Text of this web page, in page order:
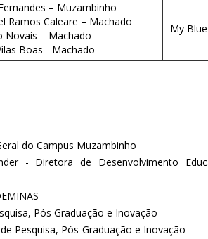
– Muzambinho
Ramos Caleare – Machado
Novais – Machado
Boas - Machado
My
do Campus Muzambinho
- Diretora de Desenvolvimento
Pós Graduação e Inovação
Pesquisa, Pós-Graduação e Inovação